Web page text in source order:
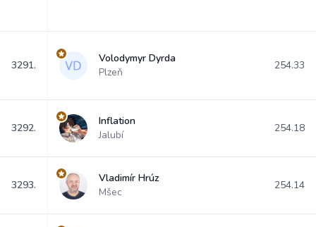
3291.
Volodymyr Dyrda
Plzeň
254.33
3292.
Inflation
Jalubí
254.18
3293.
Vladimír Hrúz
Mšec
254.14